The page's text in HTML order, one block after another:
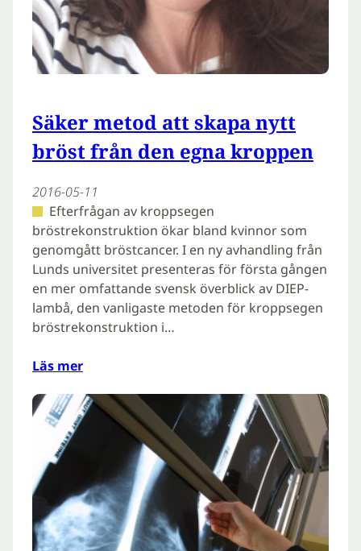
Säker metod att skapa nytt
bröst från den egna kroppen
2016-05-11
Efterfrågan av kroppsegen
bröstrekonstruktion ökar bland kvinnor som
genomgått bröstcancer. I en ny avhandling från
Lunds universitet presenteras för första gången
en mer omfattande svensk överblick av DIEP-
lambå, den vanligaste metoden för kroppsegen
bröstrekonstruktion i…
Läs mer